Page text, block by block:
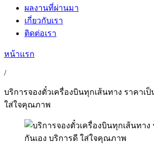
ผลงานที่ผ่านมา
เกี่ยวกับเรา
ติดต่อเรา
หน้าแรก
/
บริการจองตั๋วเครื่องบินทุกเส้นทาง ราคาเ
ใส่ใจคุณภาพ